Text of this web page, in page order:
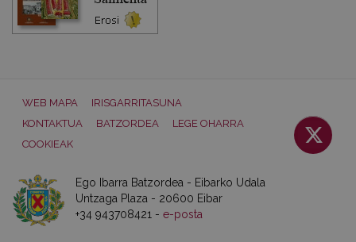
WEB MAPA
IRISGARRITASUNA
KONTAKTUA
BATZORDEA
LEGE OHARRA
COOKIEAK
Ego Ibarra Batzordea - Eibarko Udala
Untzaga Plaza - 20600 Eibar
+34 943708421 - e-posta